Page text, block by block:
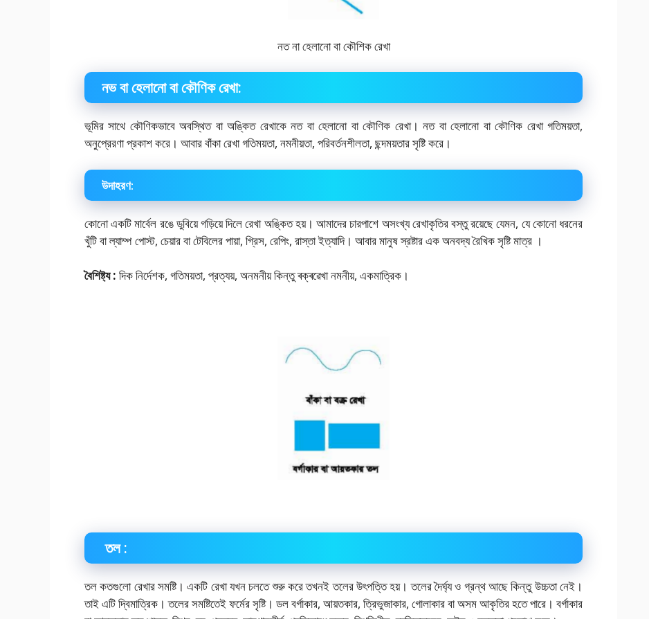
নত না হেলানো বা কৌশিক রেখা
নভ বা হেলানো বা কৌণিক রেখা:
ভূমির সাথে কৌণিকভাবে অবস্থিত বা অঙ্কিত রেখাকে নত বা হেলানো বা কৌণিক রেখা। নত বা হেলানো বা কৌণিক রেখা গতিময়তা,
অনুপ্রেরণা প্রকাশ করে। আবার বাঁকা রেখা গতিময়তা, নমনীয়তা, পরিবর্তনশীলতা, ছন্দময়তার সৃষ্টি করে।
উদাহরণ:
কোনো একটি মার্বেল রঙে ডুবিয়ে গড়িয়ে দিলে রেখা অঙ্কিত হয়। আমাদের চারপাশে অসংখ্য রেখাকৃতির বস্তু রয়েছে যেমন, যে কোনো ধরনের
খুঁটি বা ল্যাম্প পোস্ট, চেয়ার বা টেবিলের পায়া, গ্রিস, রেপিং, রাস্তা ইত্যাদি। আবার মানুষ স্রষ্টার এক অনবদ্য রৈখিক সৃষ্টি মাত্র ।
বৈশিষ্ট্য : দিক নির্দেশক, গতিময়তা, প্রত্যয়, অনমনীয় কিন্তু ৰক্ৰৱেখা নমনীয়, একমাত্রিক।
তল :
তল কতগুলো রেখার সমষ্টি। একটি রেখা যখন চলতে শুরু করে তখনই তলের উৎপত্তি হয়। তলের দৈর্ঘ্য ও গ্রন্থ আছে কিন্তু উচ্চতা নেই।
তাই এটি দ্বিমাত্রিক। তলের সমষ্টিতেই ফর্মের সৃষ্টি। ডল বর্গাকার, আয়তকার, ত্রিভুজাকার, গোলাকার বা অসম আকৃতির হতে পারে। বর্গাকার